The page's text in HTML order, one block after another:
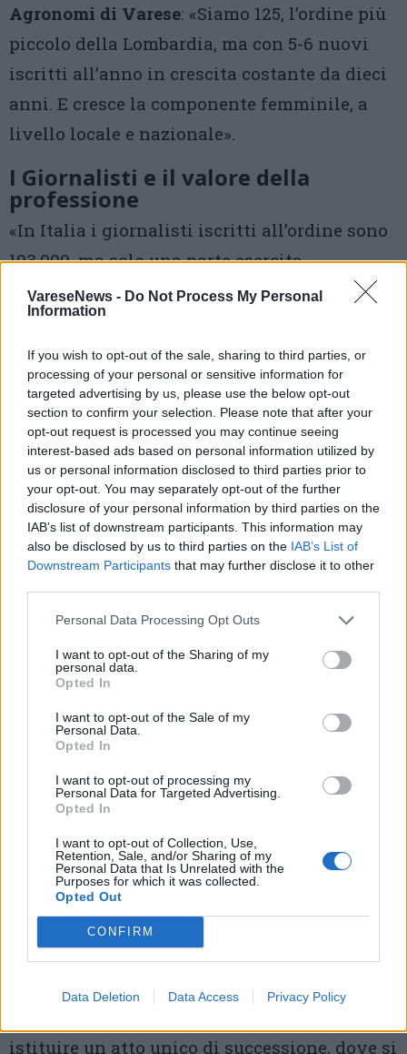
VareseNews - Do Not Process My Personal
Information
If you wish to opt-out of the sale, sharing to third parties, or
processing of your personal or sensitive information for
targeted advertising by us, please use the below opt-out
section to confirm your selection. Please note that after your
opt-out request is processed you may continue seeing
interest-based ads based on personal information utilized by
us or personal information disclosed to third parties prior to
your opt-out. You may separately opt-out of the further
disclosure of your personal information by third parties on the
IAB’s list of downstream participants. This information may
also be disclosed by us to third parties on the IAB’s List of
Downstream Participants that may further disclose it to other
Personal Data Processing Opt Outs
I want to opt-out of the Sharing of my
personal data.
Opted In
I want to opt-out of the Sale of my
Personal Data.
Opted In
I want to opt-out of processing my
Personal Data for Targeted Advertising.
Opted In
I want to opt-out of Collection, Use,
Retention, Sale, and/or Sharing of my
Personal Data that Is Unrelated with the
Purposes for which it was collected.
Opted Out
CONFIRM
Data Deletion Data Access Privacy Policy
Agronomi di Varese: «Siamo 125, l’ordine più
piccolo della Lombardia, ma con 5-6 nuovi
iscritti all’anno in crescita costante da dieci
anni. E cresce la componente femminile, a
livello locale e nazionale».
I Giornalisti e il valore della
professione
«In Italia i giornalisti iscritti all’ordine sono
103.000, ma solo una parte esercita
attivamente la professione. Il problema non è
il numero: è
dell’informazione professionale in una
democrazia– ha detto Rosi Brandi,
consigliere dell’Ordine dei Giornalisti della
Lombardia -. L’intelligenza artificiale non è la
minaccia principale. Il vero tema è se in
futuro ci sarà ancora qualcuno disposto a
investire sull’informazione locale, su chi va
sul posto, racconta il territorio, conosce la
città».
Notaio, la proposta al ministro: un
atto unico di successione
Enrico Sironi, delegato del Consiglio del
Notariato per il distretto di Milano (che
comprende Varese, Busto e Lodi, con 600
notai su 5.200 in Italia), ha colto l’occasione
per avanzare una proposta concreta al
ministro Giorgetti: «Un cittadino comune va
dal notaio due o tre volte nella vita, quasi
sempre per una successione. Oggi quel
percorso richiede tre, quattro, cinque
passaggi distinti: pubblicazione del
testamento, accettazione, rinuncia,
istituire un atto unico di successione, dove si